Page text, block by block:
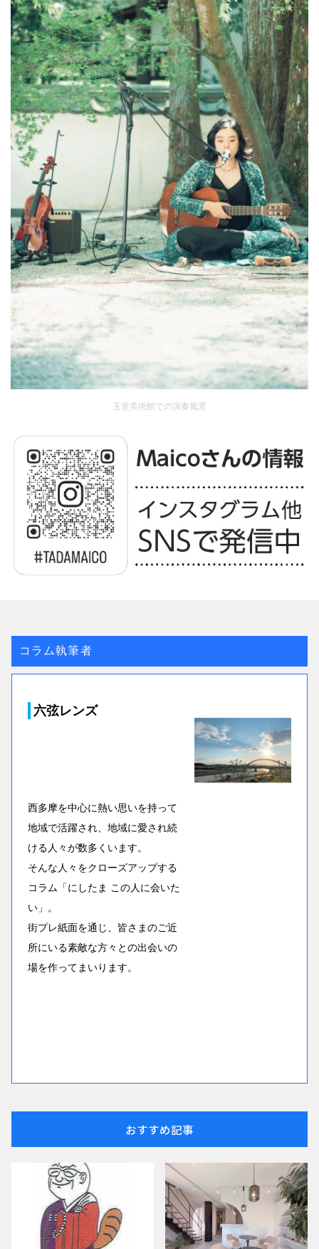
玉堂美術館での演奏風景
コラム執筆者
六弦レンズ
西多摩を中心に熱い思いを持って
地域で活躍され、地域に愛され続
ける人々が数多くいます。
そんな人々をクローズアップする
コラム「にしたま この人に会いた
い」。
街プレ紙面を通じ、皆さまのご近
所にいる素敵な方々との出会いの
場を作ってまいります。
おすすめ記事